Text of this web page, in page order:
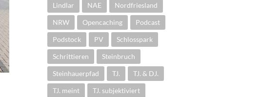
Lindlar NAE Nordfriesland
NRW Opencaching Podcast
Podstock PV Schlosspark
Schrittieren Steinbruch
Steinhauerpfad TJ. TJ. & DJ.
TJ. meint TJ. subjektiviert